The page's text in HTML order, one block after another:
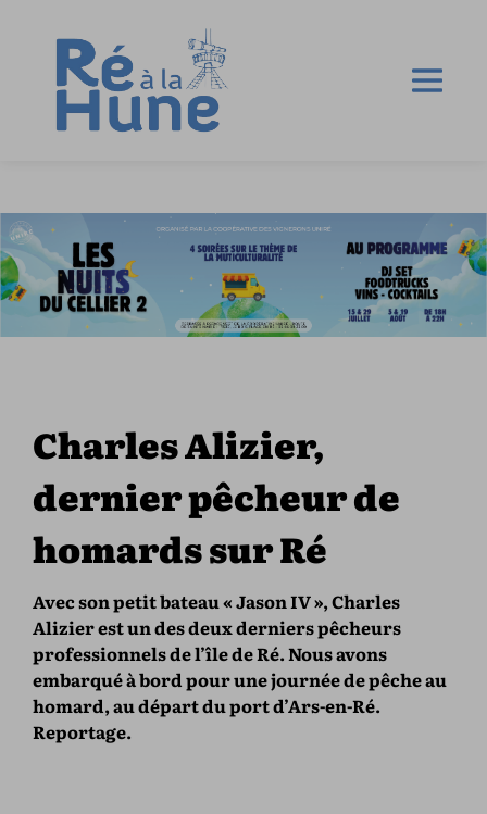
Charles Alizier,
dernier pêcheur de
homards sur Ré
Avec son petit bateau « Jason IV », Charles
Alizier est un des deux derniers pêcheurs
professionnels de l’île de Ré. Nous avons
embarqué à bord pour une journée de pêche au
homard, au départ du port d’Ars-en-Ré.
Reportage.